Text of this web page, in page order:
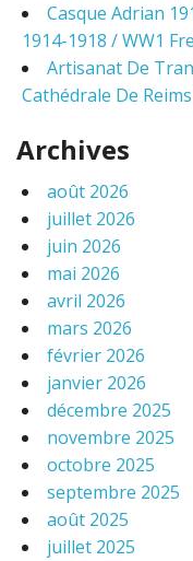
Casque Adrian
1914-1918 / WW1
Artisanat De
Cathédrale De
Archives
août 2026
juillet 2026
juin 2026
mai 2026
avril 2026
mars 2026
février 2026
janvier 2026
décembre 2025
novembre 2025
octobre 2025
septembre 2025
août 2025
juillet 2025